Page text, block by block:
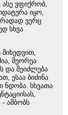
ვფიქრობ,
იყო,
ვერც
სხვა
მიხედვით,
მეორეა
და შეიძლება
ესაა ბიძინა
ნდობა. სხვათა
- ამბობს